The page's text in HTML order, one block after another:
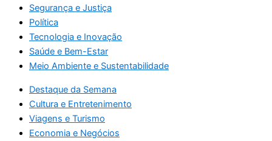
Segurança e Justiça
Política
Tecnologia e Inovação
Saúde e Bem-Estar
Meio Ambiente e Sustentabilidade
Destaque da Semana
Cultura e Entretenimento
Viagens e Turismo
Economia e Negócios